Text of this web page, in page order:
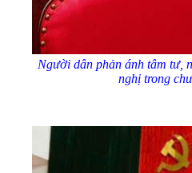
Người dân phản ánh tâm tư,
nghị trong